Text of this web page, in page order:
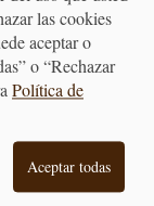
Box to Go
€
las cookies
aceptar o
o “Rechazar
Política de
Aceptar todas